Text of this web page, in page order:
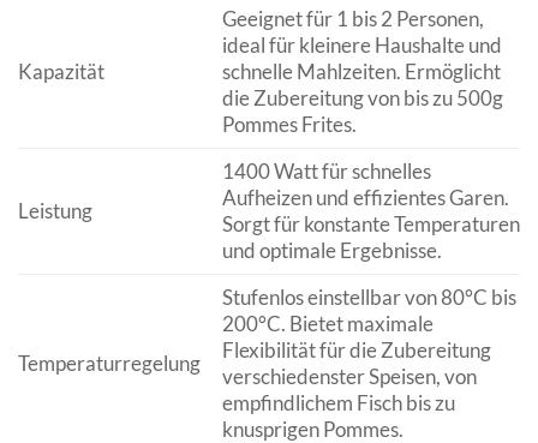
Kapazität
Geeignet für 1 bis 2 Personen,
ideal für kleinere Haushalte und
schnelle Mahlzeiten. Ermöglicht
die Zubereitung von bis zu 500g
Pommes Frites.
Leistung
1400 Watt für schnelles
Aufheizen und effizientes Garen.
Sorgt für konstante Temperaturen
und optimale Ergebnisse.
Temperaturregelung
Stufenlos einstellbar von 80°C bis
200°C. Bietet maximale
Flexibilität für die Zubereitung
verschiedenster Speisen, von
empfindlichem Fisch bis zu
knusprigen Pommes.